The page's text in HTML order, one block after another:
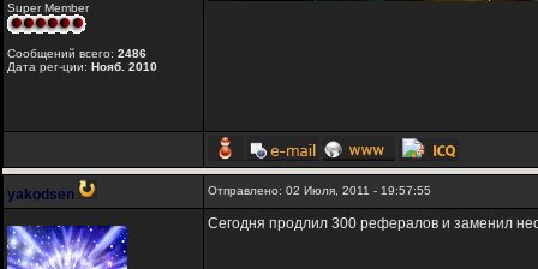
Super Member
Сообщений всего: 2486
Дата рег-ции: Нояб. 2010
yakodsen Отправлено: 02 Июля, 2011 - 19:57:55
Сегодня продлил 300 рефералов и заменил